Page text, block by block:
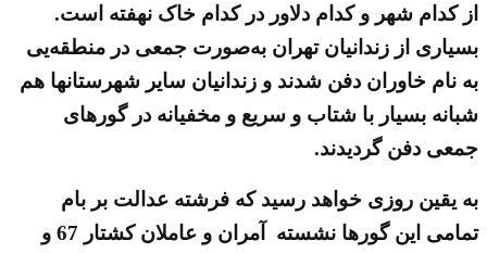
از کدام شهر و کدام دلاور در کدام خاک نهفته است.
بسیاری از زندانیان تهران به‌صورت جمعی در منطقه‌یی
به نام خاوران دفن شدند و زندانیان سایر شهرستانها هم
شبانه بسیار با شتاب و سریع و مخفیانه در گورهای
جمعی دفن گردیدند.
به یقین روزی خواهد رسید که فرشته عدالت بر بام
تمامی این گورها نشسته آمران و عاملان کشتار 67 و